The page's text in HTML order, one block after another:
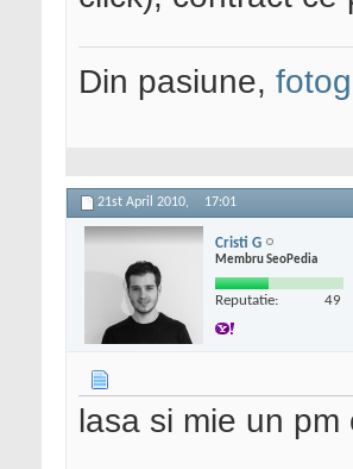
Din pasiune,
21st April 2010, 17:01
Cristi G
Membru SeoPedia
Reputatie: 49
lasa si mie un